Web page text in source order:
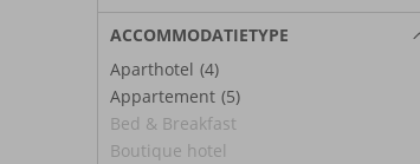
ACCOMMODATIETYPE
Aparthotel (4)
Appartement (5)
Bed & Breakfast
Boutique hotel